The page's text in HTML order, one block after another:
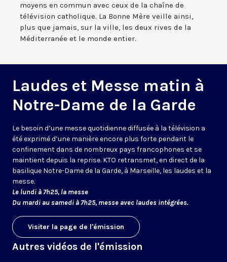
moyens en commun avec ceux de la chaîne de
télévision catholique. La Bonne Mère veille ainsi,
plus que jamais, sur la ville, les deux rives de la
Méditerranée et le monde entier.
Laudes et Messe matin à
Notre-Dame de la Garde
Le besoin d’une messe quotidienne diffusée à la télévision a
été exprimé d’une manière encore plus forte pendant le
confinement dans de nombreux pays francophones et se
maintient depuis la reprise. KTO retransmet, en direct de la
basilique Notre-Dame de la Garde, à Marseille, les laudes et la
messe.
Le lundi à 7h25, la messe
Du mardi au samedi à 7h25, messe avec laudes intégrées.
Visiter la page de l'émission
Autres vidéos de l'émission